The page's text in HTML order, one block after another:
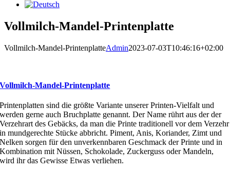
Vollmilch-Mandel-Printenplatte
Vollmilch-Mandel-PrintenplatteAdmin2023-07-03T10:46:16+02:00
Vollmilch-Mandel-Printenplatte
Printenplatten sind die größte Variante unserer Printen-Vielfalt und
werden gerne auch Bruchplatte genannt. Der Name rührt aus der der
Verzehrart des Gebäcks, da man die Printe traditionell vor dem Verzehr
in mundgerechte Stücke abbricht. Piment, Anis, Koriander, Zimt und
Nelken sorgen für den unverkennbaren Geschmack der Printe und in
Kombination mit Nüssen, Schokolade, Zuckerguss oder Mandeln,
wird ihr das Gewisse Etwas verliehen.